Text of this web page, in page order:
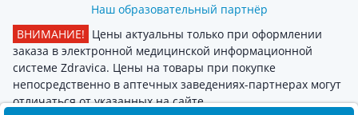
Наш образовательный партнёр
ВНИМАНИЕ! Цены актуальны только при оформлении
заказа в электронной медицинской информационной
системе Zdravica. Цены на товары при покупке
непосредственно в аптечных заведениях-партнерах могут
отличаться от указанных на сайте